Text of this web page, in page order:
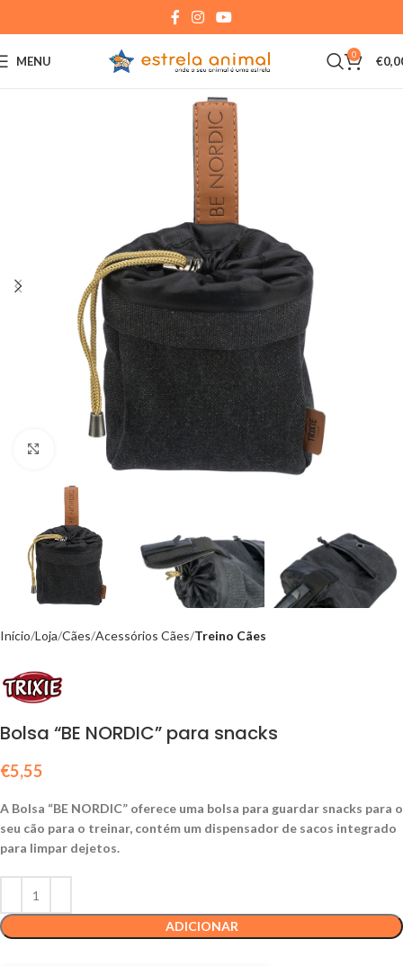
MENU 0 €
Click to enlarge
Início Loja Cães Acessórios Cães Treino Cães
Bolsa “BE NORDIC” para snacks
€5,55
A Bolsa “BE NORDIC” oferece uma bolsa para guardar snacks para o
seu cão para o treinar, contém um dispensador de sacos integrado
para limpar dejetos.
ADICIONAR